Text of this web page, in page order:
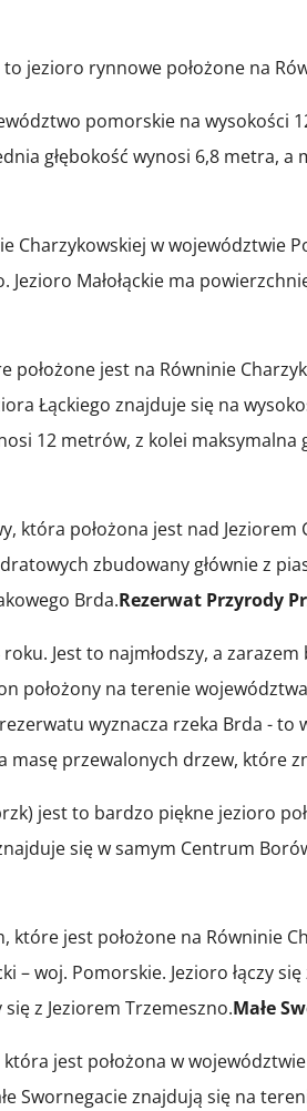
jezioro rynnowe położone na
pomorskie na wysokości
głębokość wynosi 6,8 metra, a
Charzykowskiej w województwie
Jezioro Małołąckie ma
położone jest na Równinie
Łąckiego znajduje się na
12 metrów, z kolei
która położona jest nad
zbudowany głównie z
Brda.Rezerwat Przyrody
Jest to najmłodszy, a
położony na terenie
wyznacza rzeka Brda - to
masę przewalonych drzew, które
jest to bardzo piękne jezioro
się w samym Centrum
jest położone na Równinie
– woj. Pomorskie. Jezioro łączy
z Jeziorem Trzemeszno.Małe
która jest położona w
Swornegacie znajdują się na